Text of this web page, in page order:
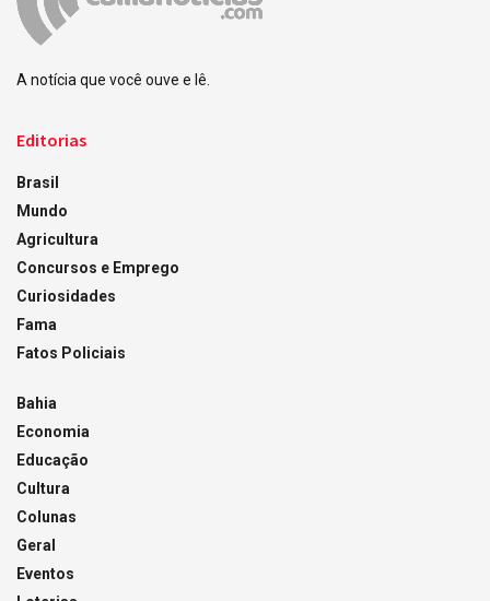
A notícia que você ouve e lê.
Editorias
Brasil
Mundo
Agricultura
Concursos e Emprego
Curiosidades
Fama
Fatos Policiais
Bahia
Economia
Educação
Cultura
Colunas
Geral
Eventos